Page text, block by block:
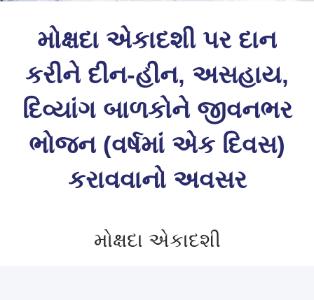
મોક્ષદા એકાદશી પર દાન
કરીને દીન-હીન, અસહાય,
દિવ્યાંગ બાળકોને જીવનભર
ભોજન (વર્ષમાં એક દિવસ)
કરાવવાનો અવસર
મોક્ષદા એકાદશી